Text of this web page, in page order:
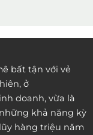
trực tiếp với
bất tận với vẻ
ở
doanh, vừa là
khả năng kỳ
hàng triệu năm